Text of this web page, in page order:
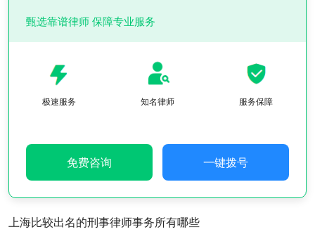
甄选靠谱律师 保障专业服务
极速服务 知名律师 服务保障
免费咨询 一键拨号
上海比较出名的刑事律师事务所有哪些